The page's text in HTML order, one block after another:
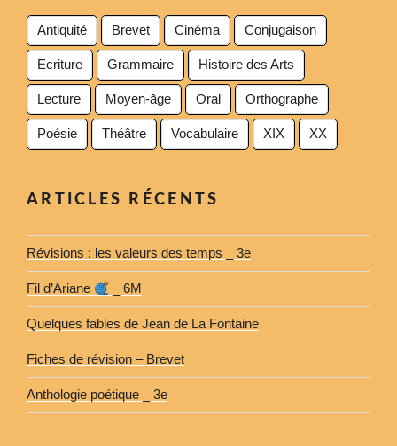
Antiquité Brevet Cinéma Conjugaison
Ecriture Grammaire Histoire des Arts
Lecture Moyen-âge Oral Orthographe
Poésie Théâtre Vocabulaire XIX XX
ARTICLES RÉCENTS
Révisions : les valeurs des temps _ 3e
Fil d’Ariane _ 6M
Quelques fables de Jean de La Fontaine
Fiches de révision – Brevet
Anthologie poétique _ 3e